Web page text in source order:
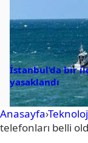
İstanbul’da bir
yasaklandı
Anasayfa›
telefonları belli